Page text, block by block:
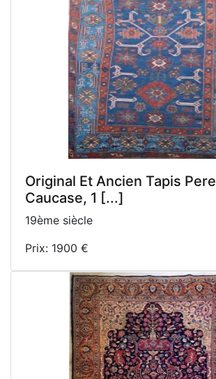
Original Et Ancien Tapis
Caucase, 1 [...]
19ème siècle
Prix: 1900 €